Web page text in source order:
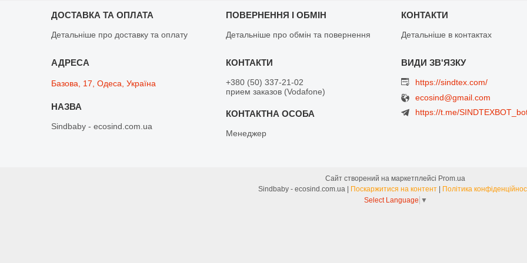
ДОСТАВКА ТА ОПЛАТА
Детальніше про доставку та оплату
ПОВЕРНЕННЯ І ОБМІН
Детальніше про обмін та повернення
КОНТАКТИ
Детальніше в контактах
Базова, 17, Одеса, Україна
Sindbaby - ecosind.com.ua
+380 (50) 337-21-02
прием заказов (Vodafone)
Менеджер
https://sindtex.com/
ecosind@gmail.com
https://t.me/
Сайт створений на маркетплейсі Prom.ua
Поскаржитися на контент
Політика
Select Language ▼